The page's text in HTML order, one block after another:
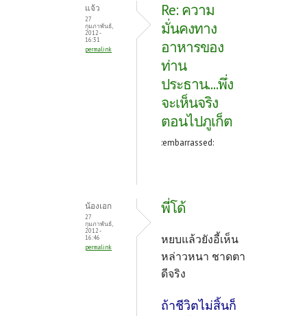
แจ้ว
27
กุมภาพันธ์,
2012 -
16:31
permalink
Re: ความ
มั่นคงทาง
อาหารของ
ท่าน
ประธาน....พึ่ง
จะเห็นจริง
ตอนไปภูเก็ต
:embarrassed:
น้องเอก
27
กุมภาพันธ์,
2012 -
16:46
permalink
พี่โด้
หยบแล้วยังอี้เห็น
หล่าวหนา ชาดตา
ดีจริง
ถ้าชีวิตไม่สิ้นก็